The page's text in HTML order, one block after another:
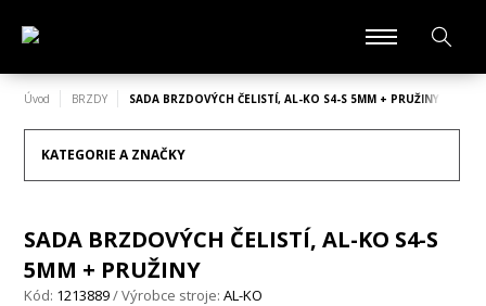
Úvod BRZDY SADA BRZDOVÝCH ČELISTÍ, AL-KO S4-S 5MM + PRUŽINY
KATEGORIE A ZNAČKY
SADA BRZDOVÝCH ČELISTÍ, AL-KO S4-S
5MM + PRUŽINY
Kód: 1213889/ Výrobce stroje:AL-KO